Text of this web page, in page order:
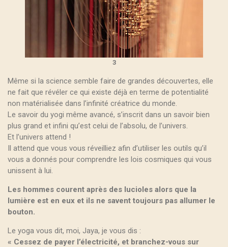
3
Même si la science semble faire de grandes découvertes, elle
ne fait que révéler ce qui existe déjà en terme de potentialité
non matérialisée dans l’infinité créatrice du monde.
Le savoir du yogi même avancé, s’inscrit dans un savoir bien
plus grand et infini qu’est celui de l’absolu, de l’univers.
Et l’univers attend !
Il attend que vous vous réveilliez afin d’utiliser les outils qu’il
vous a donnés pour comprendre les lois cosmiques qui vous
unissent à lui.
Les hommes courent après des lucioles alors que la
lumière est en eux et ils ne savent toujours pas allumer le
bouton.
Le yoga vous dit, moi, Jaya, je vous dis :
« Cessez de payer l’électricité, et branchez-vous sur